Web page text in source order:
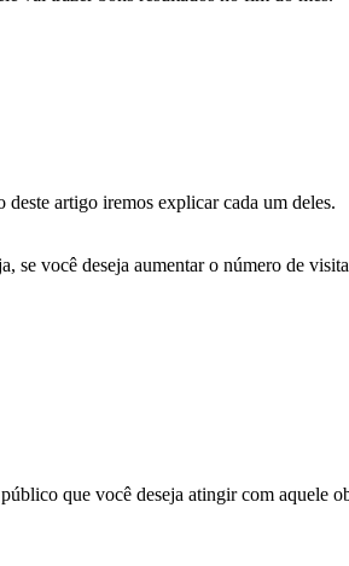
artigo iremos explicar cada um deles.
se você deseja aumentar o número de
que você deseja atingir com aquele